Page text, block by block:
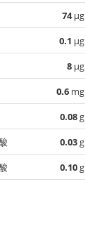
74µg
0.1 µg
8 µg
0.6 mg
0.08g
0.03g
0.10g